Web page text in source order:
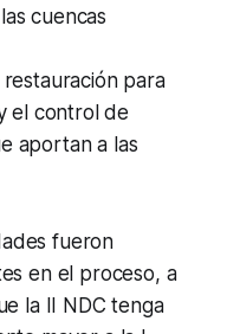
cuencas
para
el control de
aportan a las
fueron
en el proceso, a
la II NDC tenga